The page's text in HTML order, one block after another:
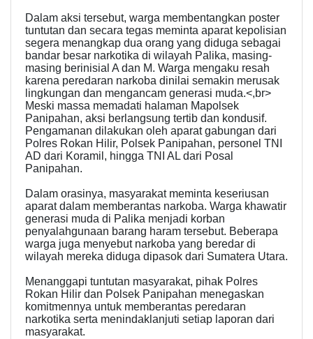
Dalam aksi tersebut, warga membentangkan poster
tuntutan dan secara tegas meminta aparat kepolisian
segera menangkap dua orang yang diduga sebagai
bandar besar narkotika di wilayah Palika, masing-
masing berinisial A dan M. Warga mengaku resah
karena peredaran narkoba dinilai semakin merusak
lingkungan dan mengancam generasi muda.<,br>
Meski massa memadati halaman Mapolsek
Panipahan, aksi berlangsung tertib dan kondusif.
Pengamanan dilakukan oleh aparat gabungan dari
Polres Rokan Hilir, Polsek Panipahan, personel TNI
AD dari Koramil, hingga TNI AL dari Posal
Panipahan.
Dalam orasinya, masyarakat meminta keseriusan
aparat dalam memberantas narkoba. Warga khawatir
generasi muda di Palika menjadi korban
penyalahgunaan barang haram tersebut. Beberapa
warga juga menyebut narkoba yang beredar di
wilayah mereka diduga dipasok dari Sumatera Utara.
Menanggapi tuntutan masyarakat, pihak Polres
Rokan Hilir dan Polsek Panipahan menegaskan
komitmennya untuk memberantas peredaran
narkotika serta menindaklanjuti setiap laporan dari
masyarakat.